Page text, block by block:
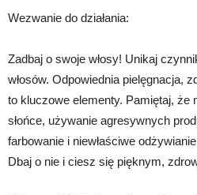
Wezwanie do działania:
Zadbaj o swoje włosy! Unikaj
włosów. Odpowiednia pielęgnacja,
to kluczowe elementy. Pamiętaj, że
słońce, używanie agresywnych
farbowanie i niewłaściwe
Dbaj o nie i ciesz się pięknym,